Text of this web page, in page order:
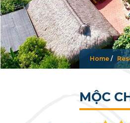
Home /
MỘC